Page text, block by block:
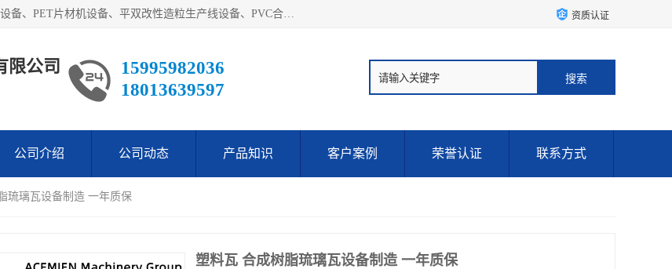
艾斯曼(张家港)技术工程设备有限公司主营业务：一次性可降解餐盒设备、PET片材机设备、平双改性造粒生产线设备、PVC合成树脂瓦设备、PP中空建筑模板设备、PVC管材设备等。成立至今，在国内我们的产品已经销售到全国所有省份，拥有多家客户，在国外产品出口到五十多个国家和地区。 资质认证
限公司
15995982036
18013639597
公司介绍 公司动态 产品知识 客户案例 荣誉认证 联系方式
琉璃瓦设备制造 一年质保
塑料瓦 合成树脂琉璃瓦设备制造 一年质保